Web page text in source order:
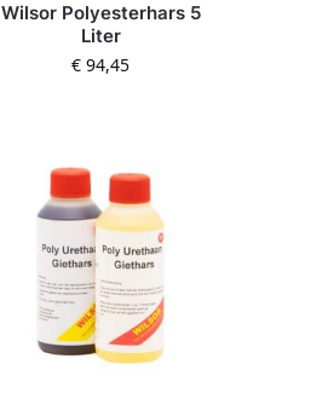
Wilsor Polyesterhars 5
Liter
€ 94,45